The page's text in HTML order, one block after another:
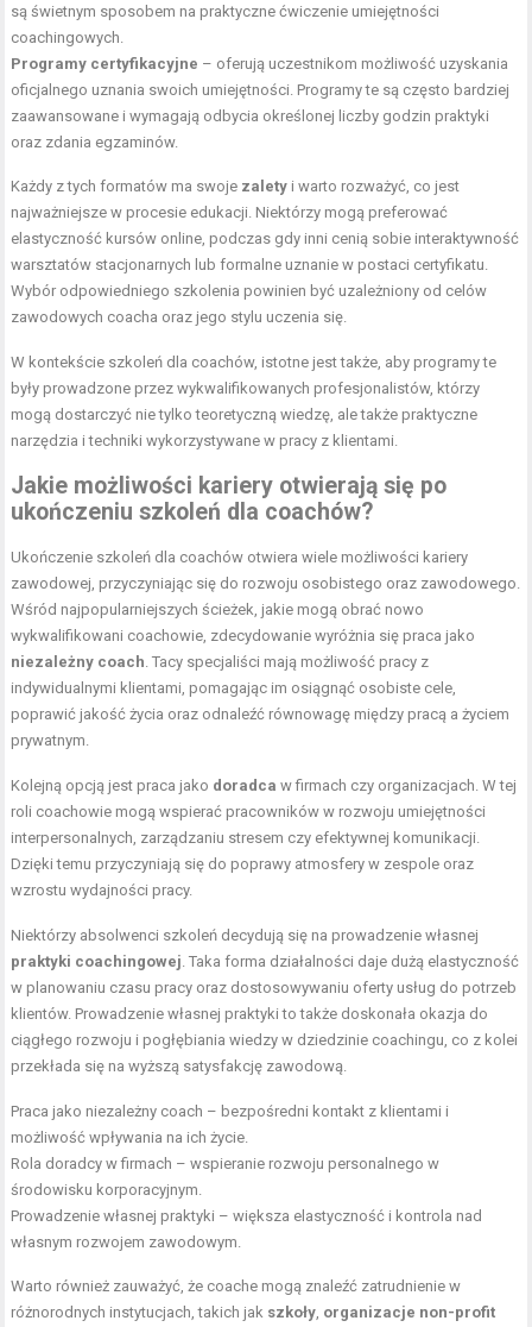
są świetnym sposobem na praktyczne ćwiczenie umiejętności
coachingowych.
Programy certyfikacyjne – oferują uczestnikom możliwość uzyskania
oficjalnego uznania swoich umiejętności. Programy te są często bardziej
zaawansowane i wymagają odbycia określonej liczby godzin praktyki
oraz zdania egzaminów.
Każdy z tych formatów ma swoje zalety i warto rozważyć, co jest
najważniejsze w procesie edukacji. Niektórzy mogą preferować
elastyczność kursów online, podczas gdy inni cenią sobie interaktywność
warsztatów stacjonarnych lub formalne uznanie w postaci certyfikatu.
Wybór odpowiedniego szkolenia powinien być uzależniony od celów
zawodowych coacha oraz jego stylu uczenia się.
W kontekście szkoleń dla coachów, istotne jest także, aby programy te
były prowadzone przez wykwalifikowanych profesjonalistów, którzy
mogą dostarczyć nie tylko teoretyczną wiedzę, ale także praktyczne
narzędzia i techniki wykorzystywane w pracy z klientami.
Jakie możliwości kariery otwierają się po
ukończeniu szkoleń dla coachów?
Ukończenie szkoleń dla coachów otwiera wiele możliwości kariery
zawodowej, przyczyniając się do rozwoju osobistego oraz zawodowego.
Wśród najpopularniejszych ścieżek, jakie mogą obrać nowo
wykwalifikowani coachowie, zdecydowanie wyróżnia się praca jako
niezależny coach . Tacy specjaliści mają możliwość pracy z
indywidualnymi klientami, pomagając im osiągnąć osobiste cele,
poprawić jakość życia oraz odnaleźć równowagę między pracą a życiem
prywatnym.
Kolejną opcją jest praca jako doradca w firmach czy organizacjach. W tej
roli coachowie mogą wspierać pracowników w rozwoju umiejętności
interpersonalnych, zarządzaniu stresem czy efektywnej komunikacji.
Dzięki temu przyczyniają się do poprawy atmosfery w zespole oraz
wzrostu wydajności pracy.
Niektórzy absolwenci szkoleń decydują się na prowadzenie własnej
praktyki coachingowej . Taka forma działalności daje dużą elastyczność
w planowaniu czasu pracy oraz dostosowywaniu oferty usług do potrzeb
klientów. Prowadzenie własnej praktyki to także doskonała okazja do
ciągłego rozwoju i pogłębiania wiedzy w dziedzinie coachingu, co z kolei
przekłada się na wyższą satysfakcję zawodową.
Praca jako niezależny coach – bezpośredni kontakt z klientami i
możliwość wpływania na ich życie.
Rola doradcy w firmach – wspieranie rozwoju personalnego w
środowisku korporacyjnym.
Prowadzenie własnej praktyki – większa elastyczność i kontrola nad
własnym rozwojem zawodowym.
Warto również zauważyć, że coache mogą znaleźć zatrudnienie w
różnorodnych instytucjach, takich jak szkoły organizacje non-profit